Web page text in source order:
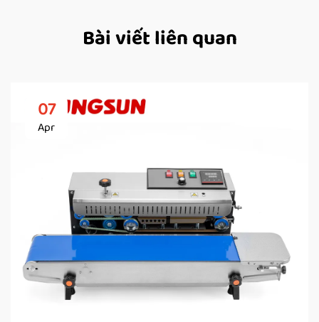
Bài viết liên quan
07
Apr